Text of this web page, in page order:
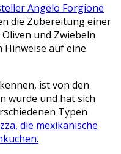
Angelo Forgione
die Zubereitung einer
und Zwiebeln
auf eine
ist von den
wurde und hat sich
Typen
die mexikanische